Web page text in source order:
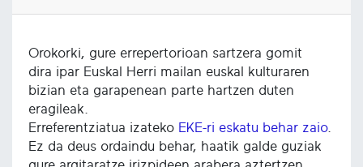
Orokorki, gure errepertorioan sartzera gomit
dira ipar Euskal Herri mailan euskal kulturaren
bizian eta garapenean parte hartzen duten
eragileak.
Erreferentziatua izateko EKE-ri eskatu behar zaio.
Ez da deus ordaindu behar, haatik galde guziak